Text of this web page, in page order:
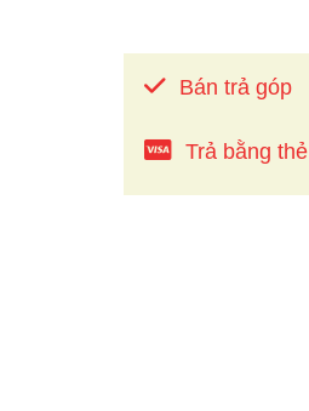
Bán trả góp
Trả bằng thẻ